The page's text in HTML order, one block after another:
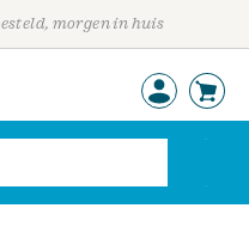
morgen in huis